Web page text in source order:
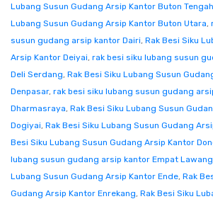
Lubang Susun Gudang Arsip Kantor Buton Tengah
Lubang Susun Gudang Arsip Kantor Buton Utara,
susun gudang arsip kantor Dairi, Rak Besi Siku
Arsip Kantor Deiyai, rak besi siku lubang susun
Deli Serdang, Rak Besi Siku Lubang Susun
Denpasar, rak besi siku lubang susun gudang
Dharmasraya, Rak Besi Siku Lubang Susun
Dogiyai, Rak Besi Siku Lubang Susun Gudang
Besi Siku Lubang Susun Gudang Arsip Kantor
lubang susun gudang arsip kantor Empat Lawang
Lubang Susun Gudang Arsip Kantor Ende, Rak
Gudang Arsip Kantor Enrekang, Rak Besi Siku